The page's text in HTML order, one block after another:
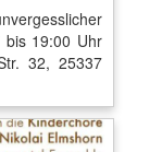
bis 19:00 Uhr
32, 25337